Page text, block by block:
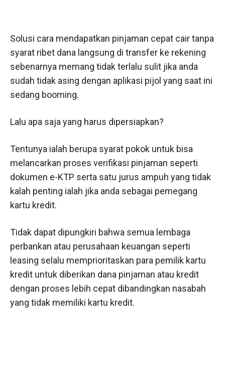
Solusi cara mendapatkan pinjaman cepat cair tanpa
syarat ribet dana langsung di transfer ke rekening
sebenarnya memang tidak terlalu sulit jika anda
sudah tidak asing dengan aplikasi pijol yang saat ini
sedang booming.
Lalu apa saja yang harus dipersiapkan?
Tentunya ialah berupa syarat pokok untuk bisa
melancarkan proses verifikasi pinjaman seperti
dokumen e-KTP serta satu jurus ampuh yang tidak
kalah penting ialah jika anda sebagai pemegang
kartu kredit.
Tidak dapat dipungkiri bahwa semua lembaga
perbankan atau perusahaan keuangan seperti
leasing selalu memprioritaskan para pemilik kartu
kredit untuk diberikan dana pinjaman atau kredit
dengan proses lebih cepat dibandingkan nasabah
yang tidak memiliki kartu kredit.